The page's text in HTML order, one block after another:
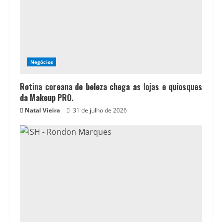
Negócios
Rotina coreana de beleza chega as lojas e quiosques
da Makeup PRO.
Natal Vieira 31 de julho de 2026